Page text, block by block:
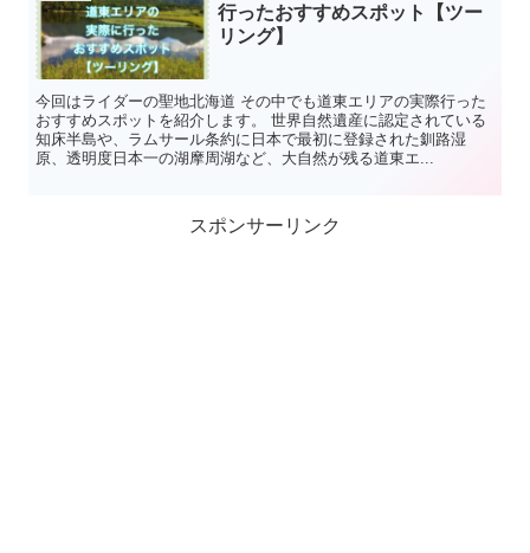
行ったおすすめスポット【ツー
リング】
今回はライダーの聖地北海道 その中でも道東エリアの実際行った
おすすめスポットを紹介します。 世界自然遺産に認定されている
知床半島や、ラムサール条約に日本で最初に登録された釧路湿
原、透明度日本一の湖摩周湖など、大自然が残る道東エ...
スポンサーリンク